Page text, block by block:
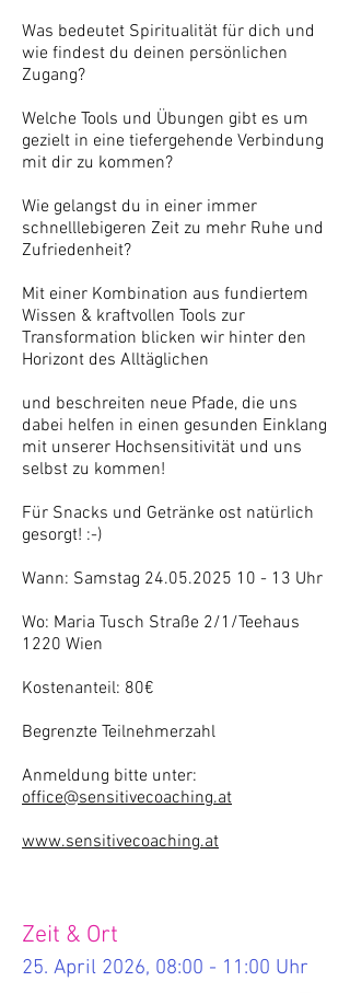
Was bedeutet Spiritualität für dich und
wie findest du deinen persönlichen
Zugang?
Welche Tools und Übungen gibt es um
gezielt in eine tiefergehende Verbindung
mit dir zu kommen?
Wie gelangst du in einer immer
schnelllebigeren Zeit zu mehr Ruhe und
Zufriedenheit?
Mit einer Kombination aus fundiertem
Wissen & kraftvollen Tools zur
Transformation blicken wir hinter den
Horizont des Alltäglichen
und beschreiten neue Pfade, die uns
dabei helfen in einen gesunden Einklang
mit unserer Hochsensitivität und uns
selbst zu kommen!
Für Snacks und Getränke ost natürlich
gesorgt! :-)
Wann: Samstag 24.05.2025 10 - 13 Uhr
Wo: Maria Tusch Straße 2/1/Teehaus
1220 Wien
Kostenanteil: 80€
Begrenzte Teilnehmerzahl
Anmeldung bitte unter:
office@sensitivecoaching.at
www.sensitivecoaching.at
Zeit & Ort
25. April 2026, 08:00 - 11:00 Uhr